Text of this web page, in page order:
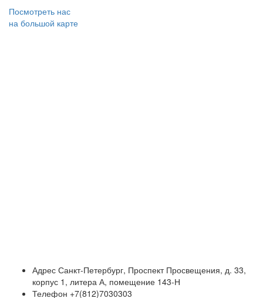
Посмотреть нас
на большой карте
Адрес Санкт-Петербург, Проспект Просвещения, д. 33,
корпус 1, литера А, помещение 143-Н
Телефон +7(812)7030303